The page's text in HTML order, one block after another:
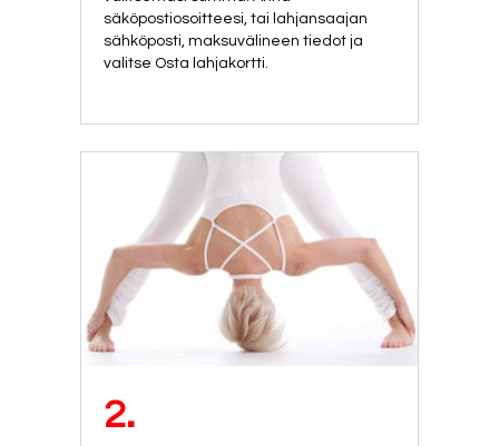
säköpostiosoitteesi, tai lahjansaajan
sähköposti, maksuvälineen tiedot ja
valitse Osta lahjakortti.
2.